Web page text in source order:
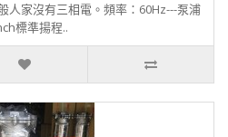
人家沒有三相電。頻率：60Hz---泵浦
標準揚程..